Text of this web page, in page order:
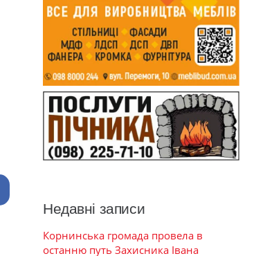
Недавні записи
Корнинська громада провела в
останню путь Захисника Івана